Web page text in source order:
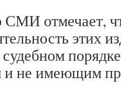
отмечает,
этих
и не имеющим